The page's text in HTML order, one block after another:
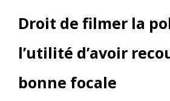
Droit de filmer la
l’utilité d’avoir
bonne focale